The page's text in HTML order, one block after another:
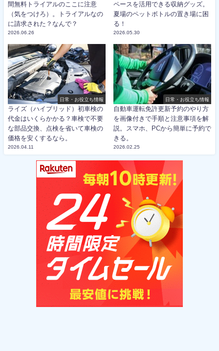
間無料トライアルのここに注意
（気をつけろ）。トライアルなの
に請求された？なんで？
2026.06.26
ペースを活用できる収納グッズ。
夏場のペットボトルの置き場に困
る！
2026.05.30
日常・お役立ち情報
ライズ（ハイブリッド）初車検の
代金はいくらかかる？車検で不要
な部品交換、点検を省いて車検の
価格を安くするなら。
2026.04.11
日常・お役立ち情報
自動車運転免許更新予約のやり方
を画像付きで手順と注意事項を解
説。スマホ、PCから簡単に予約で
きる。
2026.02.25